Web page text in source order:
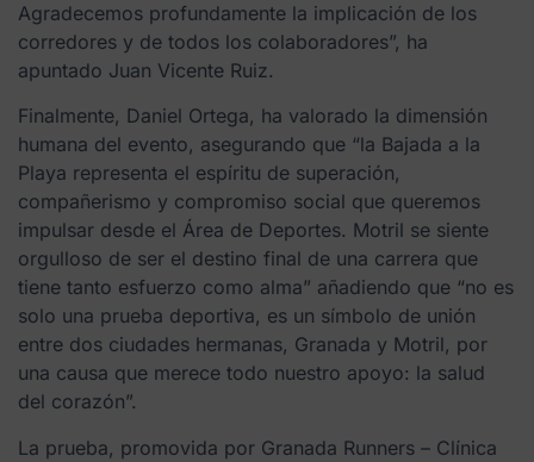
Agradecemos profundamente la implicación de los
corredores y de todos los colaboradores”, ha
apuntado Juan Vicente Ruiz.
Finalmente, Daniel Ortega, ha valorado la dimensión
humana del evento, asegurando que “la Bajada a la
Playa representa el espíritu de superación,
compañerismo y compromiso social que queremos
impulsar desde el Área de Deportes. Motril se siente
orgulloso de ser el destino final de una carrera que
tiene tanto esfuerzo como alma” añadiendo que “no es
solo una prueba deportiva, es un símbolo de unión
entre dos ciudades hermanas, Granada y Motril, por
una causa que merece todo nuestro apoyo: la salud
del corazón”.
La prueba, promovida por Granada Runners – Clínica